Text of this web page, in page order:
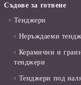
Съдове за готвене
Тенджери
Неръждаеми
Керамични и
тенджери
Тенджери под